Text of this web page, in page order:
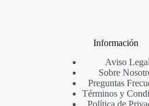
Información
Aviso Legal
Sobre
Preguntas
Términos y